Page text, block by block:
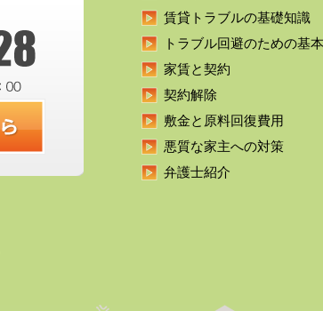
賃貸トラブルの基礎知識
トラブル回避のための基本
家賃と契約
契約解除
敷金と原料回復費用
悪質な家主への対策
弁護士紹介